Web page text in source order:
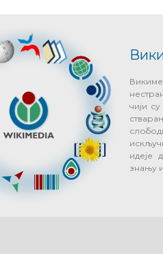
чији
идеје
знању